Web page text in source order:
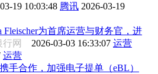
19 10:03:48 腾讯 2026-03-19
Fleischer为首席运营与财务官，进
行网 2026-03-03 16:33:07 运营
运营
手合作，加强电子提单（eBL）